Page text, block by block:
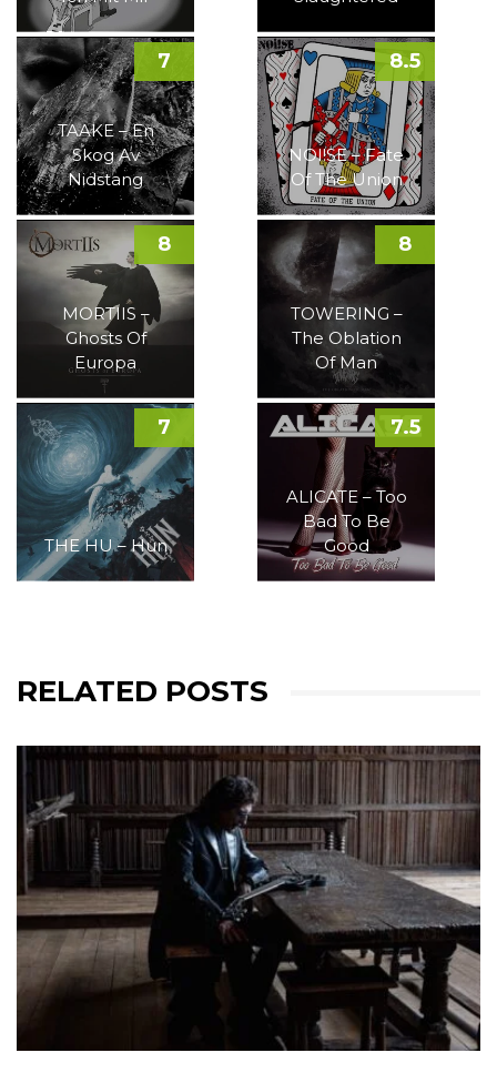
TAAKE – En
Skog Av
Nidstang
7
NOI!SE – Fate
Of The Union
8.5
MORTIIS –
Ghosts Of
Europa
8
TOWERING –
The Oblation
Of Man
8
THE HU – Hun
7
ALICATE – Too
Bad To Be
Good
7.5
RELATED POSTS